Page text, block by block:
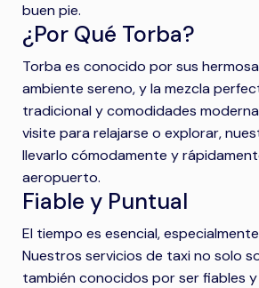
buen pie.
¿Por Qué Torba?
Torba es conocido por sus
ambiente sereno, y la mezcla
tradicional y comodidades
visite para relajarse o explorar,
llevarlo cómodamente y
aeropuerto.
Fiable y Puntual
El tiempo es esencial,
Nuestros servicios de taxi no solo
también conocidos por ser fiables